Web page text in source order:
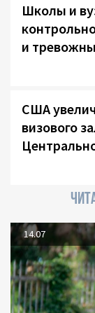
Школы и
и
США
визового
14.07